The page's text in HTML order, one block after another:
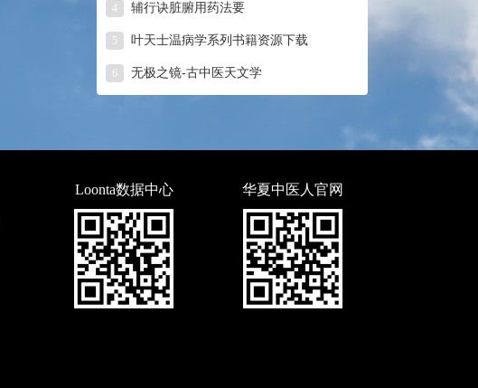
4 辅行诀脏腑用药法要
5 叶天士温病学系列书籍资源下载
6 无极之镜-古中医天文学
Loonta数据中心 华夏中医人官网